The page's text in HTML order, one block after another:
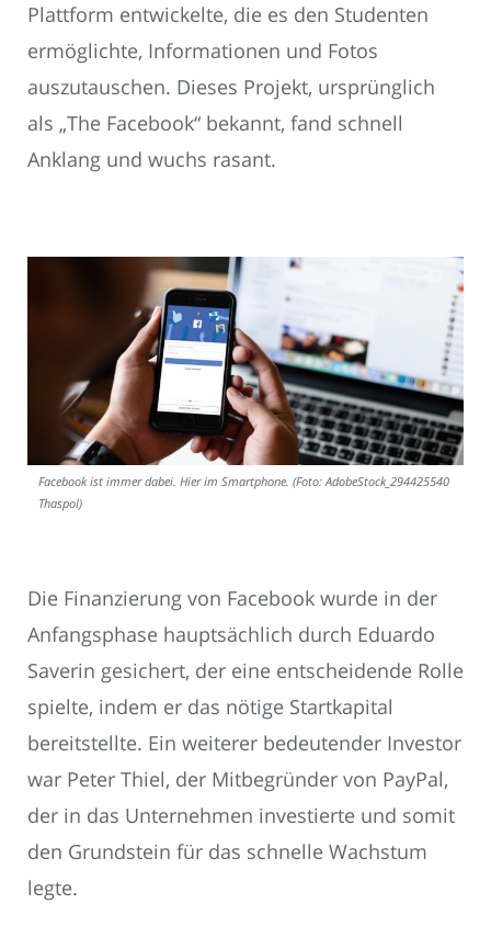
Plattform entwickelte, die es den Studenten
ermöglichte, Informationen und Fotos
auszutauschen. Dieses Projekt, ursprünglich
als „The Facebook“ bekannt, fand schnell
Anklang und wuchs rasant.
Facebook ist immer dabei. Hier im Smartphone. (Foto: AdobeStock_294425540
Thaspol)
Die Finanzierung von Facebook wurde in der
Anfangsphase hauptsächlich durch Eduardo
Saverin gesichert, der eine entscheidende Rolle
spielte, indem er das nötige Startkapital
bereitstellte. Ein weiterer bedeutender Investor
war Peter Thiel, der Mitbegründer von PayPal,
der in das Unternehmen investierte und somit
den Grundstein für das schnelle Wachstum
legte.